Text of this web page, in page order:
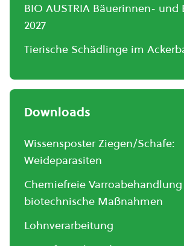
BIO AUSTRIA Bäuerinnen- und
2027
Tierische Schädlinge im
Downloads
Wissensposter Ziegen/Schafe:
Weideparasiten
Chemiefreie
biotechnische Maßnahmen
Lohnverarbeitung